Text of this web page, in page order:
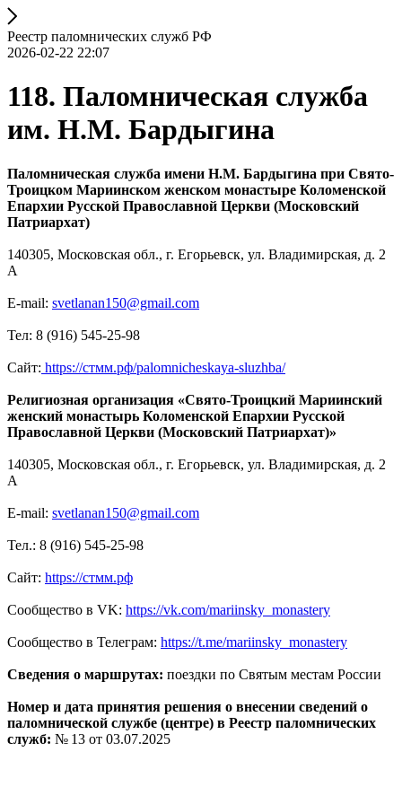
Реестр паломнических служб РФ
2026-02-22 22:07
118. Паломническая служба
им. Н.М. Бардыгина
Паломническая служба имени Н.М. Бардыгина при Свято-
Троицком Мариинском женском монастыре Коломенской
Епархии Русской Православной Церкви (Московский
Патриархат)
140305, Московская обл., г. Егорьевск, ул. Владимирская, д. 2
А
E-mail: svetlanan150@gmail.com
Тел: 8 (916) 545-25-98
Сайт: https://стмм.рф/palomnicheskaya-sluzhba/
Религиозная организация «Свято-Троицкий Мариинский
женский монастырь Коломенской Епархии Русской
Православной Церкви (Московский Патриархат)»
140305, Московская обл., г. Егорьевск, ул. Владимирская, д. 2
А
E-mail: svetlanan150@gmail.com
Тел.: 8 (916) 545-25-98
Сайт: https://стмм.рф
Сообщество в VK: https://vk.com/mariinsky_monastery
Сообщество в Телеграм: https://t.me/mariinsky_monastery
Сведения о маршрутах: поездки по Святым местам России
Номер и дата принятия решения о внесении сведений о
паломнической службе (центре) в Реестр паломнических
служб: № 13 от 03.07.2025